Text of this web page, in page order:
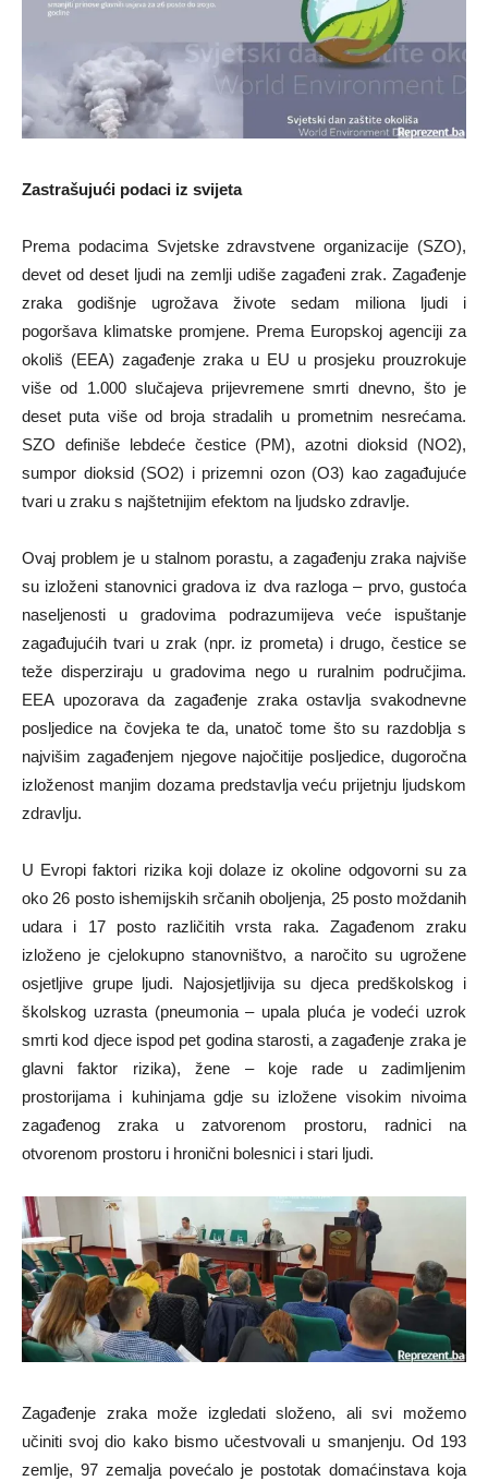
Zastrašujući podaci iz svijeta
Prema podacima Svjetske zdravstvene organizacije (SZO),
devet od deset ljudi na zemlji udiše zagađeni zrak. Zagađenje
zraka godišnje ugrožava živote sedam miliona ljudi i
pogoršava klimatske promjene. Prema Europskoj agenciji za
okoliš (EEA) zagađenje zraka u EU u prosjeku prouzrokuje
više od 1.000 slučajeva prijevremene smrti dnevno, što je
deset puta više od broja stradalih u prometnim nesrećama.
SZO definiše lebdeće čestice (PM), azotni dioksid (NO2),
sumpor dioksid (SO2) i prizemni ozon (O3) kao zagađujuće
tvari u zraku s najštetnijim efektom na ljudsko zdravlje.
Ovaj problem je u stalnom porastu, a zagađenju zraka najviše
su izloženi stanovnici gradova iz dva razloga – prvo, gustoća
naseljenosti u gradovima podrazumijeva veće ispuštanje
zagađujućih tvari u zrak (npr. iz prometa) i drugo, čestice se
teže disperziraju u gradovima nego u ruralnim područjima.
EEA upozorava da zagađenje zraka ostavlja svakodnevne
posljedice na čovjeka te da, unatoč tome što su razdoblja s
najvišim zagađenjem njegove najočitije posljedice, dugoročna
izloženost manjim dozama predstavlja veću prijetnju ljudskom
zdravlju.
U Evropi faktori rizika koji dolaze iz okoline odgovorni su za
oko 26 posto ishemijskih srčanih oboljenja, 25 posto moždanih
udara i 17 posto različitih vrsta raka. Zagađenom zraku
izloženo je cjelokupno stanovništvo, a naročito su ugrožene
osjetljive grupe ljudi. Najosjetljivija su djeca predškolskog i
školskog uzrasta (pneumonia – upala pluća je vodeći uzrok
smrti kod djece ispod pet godina starosti, a zagađenje zraka je
glavni faktor rizika), žene – koje rade u zadimljenim
prostorijama i kuhinjama gdje su izložene visokim nivoima
zagađenog zraka u zatvorenom prostoru, radnici na
otvorenom prostoru i hronični bolesnici i stari ljudi.
Zagađenje zraka može izgledati složeno, ali svi možemo
učiniti svoj dio kako bismo učestvovali u smanjenju. Od 193
zemlje, 97 zemalja povećalo je postotak domaćinstava koja